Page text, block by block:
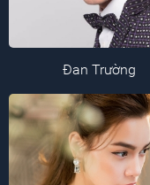
Đan Trường